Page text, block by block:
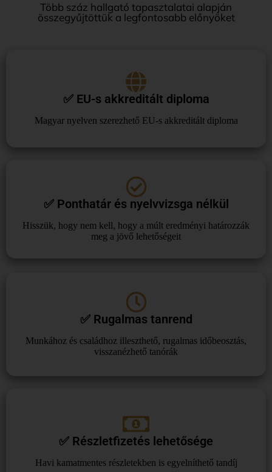
Több száz hallgató tapasztalatai alapján
összegyűjtöttük a legfontosabb előnyöket
✅ EU-s akkreditált diploma
Magyar nyelven szerezhető EU-s akkreditált diploma
✅ Ponthatár és nyelvvizsga nélkül
Hisszük, hogy nem kell, hogy a múlt eredményi határozzák
meg a jövő lehetőségeit
✅ Rugalmas tanrend
Munkához és családhoz illeszthető, rugalmas időbeosztás,
visszanézhető tanórák
✅ Részletfizetés lehetősége
Havi kamatmentes részletekben is egyelníthető tandíj